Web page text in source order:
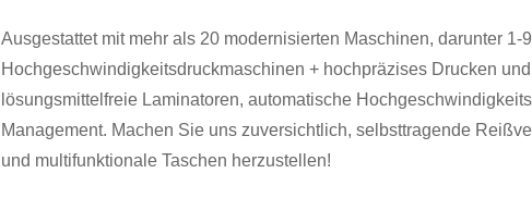
Ausgestattet mit mehr als 20 modernisierten Maschinen, darunter 1-
Hochgeschwindigkeitsdruckmaschinen + hochpräzises Drucken
lösungsmittelfreie Laminatoren, automatische
Management. Machen Sie uns zuversichtlich, selbsttragende
und multifunktionale Taschen herzustellen!